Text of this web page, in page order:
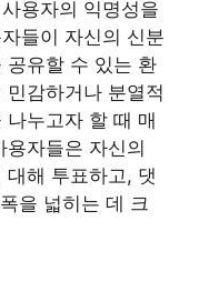
용자의 익명성을
들이 자신의 신분
공유할 수 있는 환
감하거나 분열적
누고자 할 때 매
자들은 자신의
해 투표하고, 댓
을 넓히는 데 크